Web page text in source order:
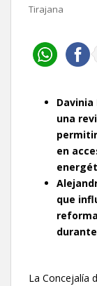
Tirajana
Davinia
una
en
que
La Concejalía